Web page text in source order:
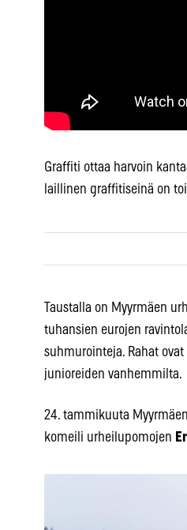
Graffiti ottaa harvoin
laillinen graffitiseinä on
Taustalla on Myyrmäen
tuhansien eurojen
suhmurointeja. Rahat
junioreiden vanhemmilta.
24. tammikuuta
komeili urheilupomojen